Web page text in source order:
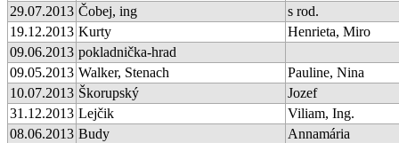
29.07.2013 Čobej, ing
s rod.
19.12.2013 Kurty
Henrieta, Miro
09.06.2013 pokladnička-hrad
09.05.2013 Walker, Stenach
Pauline, Nina
10.07.2013 Škorupský
Jozef
31.12.2013 Lejčik
Viliam, Ing.
08.06.2013 Budy
Annamária